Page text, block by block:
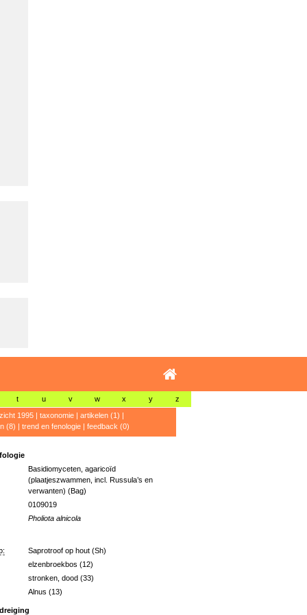
t u v w x y z
1995| taxonomie| artikelen (1) |
(8) | trend en fenologie| feedback (0)
Basidiomyceten, agaricoïd
(plaatjeszwammen, incl. Russula’s en
verwanten) (Bag)
0109019
Pholiota alnicola
Saprotroof op hout (Sh)
elzenbroekbos (12)
stronken, dood (33)
Alnus (13)